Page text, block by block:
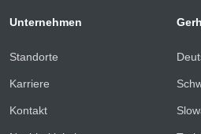
Unternehmen
Standorte
Karriere
Kontakt